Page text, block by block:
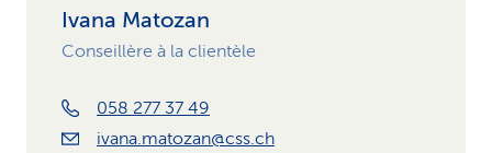
Ivana Matozan
Conseillère à la clientèle
058 277 37 49
ivana.matozan@css.ch